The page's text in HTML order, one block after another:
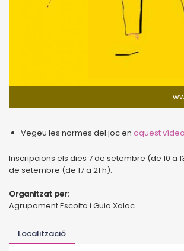
Vegeu les normes del joc en aquest vídeo
Inscripcions els dies 7 de setembre (de 10 a 13
de setembre (de 17 a 21 h).
Organitzat per:
Agrupament Escolta i Guia Xaloc
Localització